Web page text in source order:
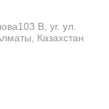
В, уг. ул.
Казахстан